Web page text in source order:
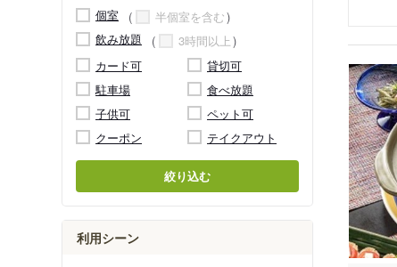
個室
半個室を含む
飲み放題
3時間以上
カード可
貸切可
駐車場
食べ放題
子供可
ペット可
クーポン
テイクアウト
絞り込む
利用シーン